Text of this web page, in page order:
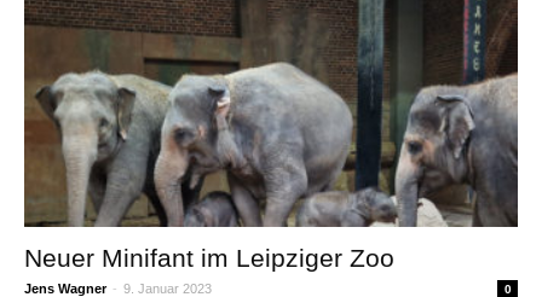
Neuer Minifant im Leipziger Zoo
Jens Wagner - 9. Januar 2023 0